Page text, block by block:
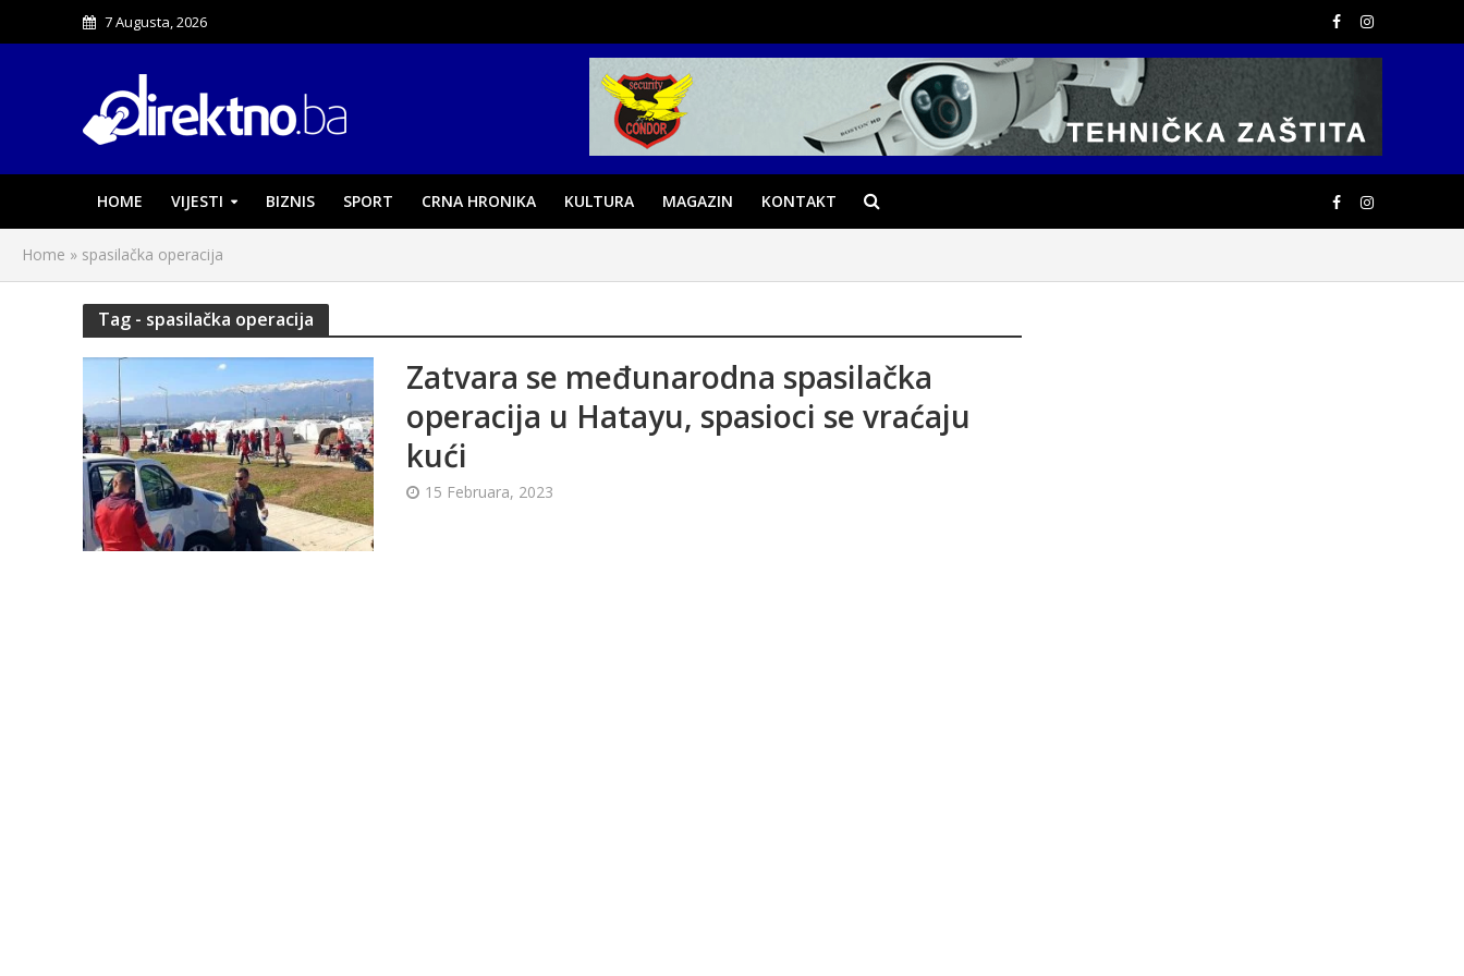
7 Augusta, 2026
HOME VIJESTI BIZNIS SPORT CRNA HRONIKA KULTURA MAGAZIN KONTAKT
Home » spasilačka operacija
Tag - spasilačka operacija
Zatvara se međunarodna spasilačka
operacija u Hatayu, spasioci se vraćaju
kući
15 Februara, 2023